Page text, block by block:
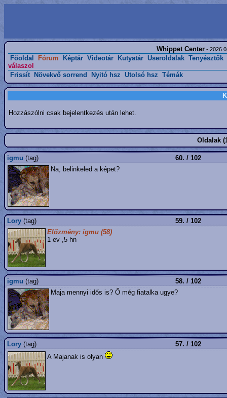
Whippet Center -
Főoldal Fórum Képtár Videotár Kutyatár Useroldalak Tenyésztők
válaszol
Frissít
Növekvő sorrend Nyitó hsz Utolsó hsz Témák
Hozzászólni csak bejelentkezés után lehet.
Oldalak
igmu (tag)
60. / 102
Na, belinkeled a képet?
Lory (tag)
59. / 102
Előzmény: igmu (58)
1 ev ,5 hn
igmu (tag)
58. / 102
Maja mennyi idős is? Ő még fiatalka ugye?
Lory (tag)
57. / 102
A Majanak is olyan